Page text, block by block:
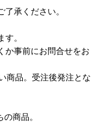
承ください。
。
か事前にお問合せをお
商品。受注後発注とな
商品。